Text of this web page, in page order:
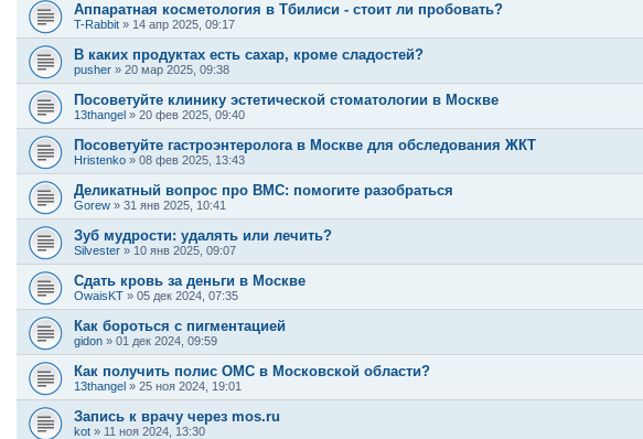
Аппаратная косметология в Тбилиси - стоит ли пробовать?
T-Rabbit » 14 апр 2025, 09:17
В каких продуктах есть сахар, кроме сладостей?
pusher » 20 мар 2025, 09:38
Посоветуйте клинику эстетической стоматологии в Москве
13thangel » 20 фев 2025, 09:40
Посоветуйте гастроэнтеролога в Москве для обследования ЖКТ
Hristenko » 08 фев 2025, 13:43
Деликатный вопрос про ВМС: помогите разобраться
Gorew » 31 янв 2025, 10:41
Зуб мудрости: удалять или лечить?
Silvester » 10 янв 2025, 09:07
Сдать кровь за деньги в Москве
OwaisKT » 05 дек 2024, 07:35
Как бороться с пигментацией
gidon » 01 дек 2024, 09:59
Как получить полис ОМС в Московской области?
13thangel » 25 ноя 2024, 19:01
Запись к врачу через mos.ru
kot » 11 ноя 2024, 13:30